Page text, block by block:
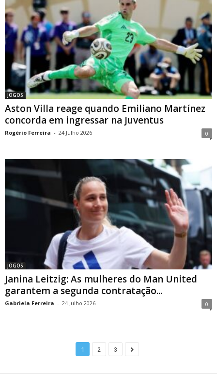
JOGOS
Aston Villa reage quando Emiliano Martínez
concorda em ingressar na Juventus
Rogério Ferreira - 24 Julho 2026 0
JOGOS
Janina Leitzig: As mulheres do Man United
garantem a segunda contratação...
Gabriela Ferreira - 24 Julho 2026 0
1 2 3